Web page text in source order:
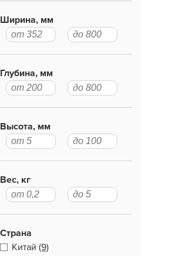
Ширина, мм
Глубина, мм
Высота, мм
Вес, кг
Страна
Китай (9)